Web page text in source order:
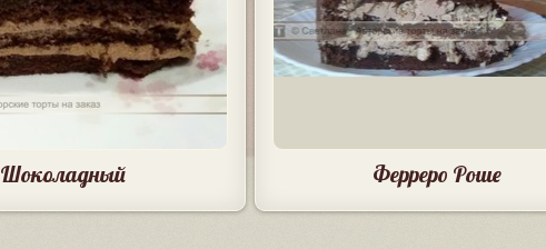
Шоколадный Ферреро Роше